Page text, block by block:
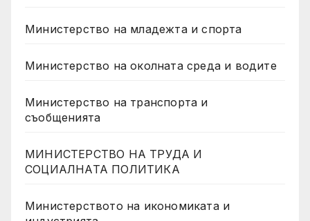
Министерство на младежта и спорта
Министерство на околната среда и водите
Министерство на транспорта и
съобщенията
МИНИСТЕРСТВО НА ТРУДА И
СОЦИАЛНАТА ПОЛИТИКА
Министерството на икономиката и